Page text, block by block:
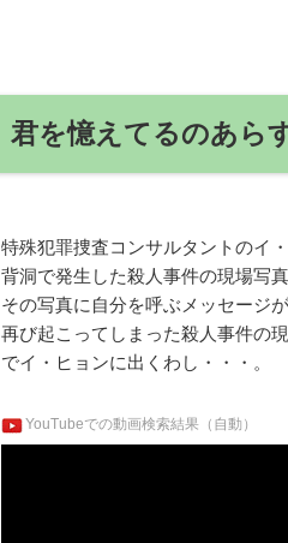
君を憶えてるのあら
特殊犯罪捜査コンサルタントのイ
背洞で発生した殺人事件の現場写
その写真に自分を呼ぶメッセージ
再び起こってしまった殺人事件の
でイ・ヒョンに出くわし・・・。
YouTubeでの動画検索結果（自動）